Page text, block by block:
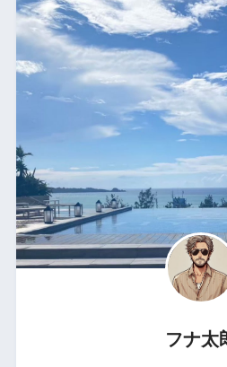
フナ太